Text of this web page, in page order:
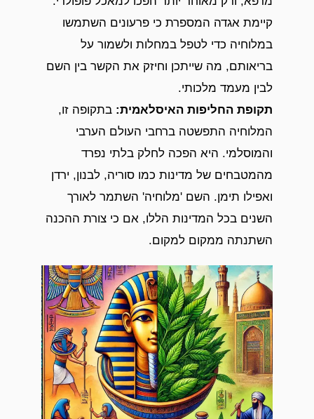
קיימת אגדה המספרת כי פרעונים השתמשו
במלוחיה כדי לטפל במחלות ולשמור על
בריאותם, מה שייתכן וחיזק את הקשר בין השם
לבין מעמד מלכותי.
תקופת החליפות האיסלאמית: בתקופה זו,
המלוחיה התפשטה ברחבי העולם הערבי
והמוסלמי. היא הפכה לחלק בלתי נפרד
מהמטבחים של מדינות כמו סוריה, לבנון, ירדן
ואפילו תימן. השם 'מלוחיה' השתמר לאורך
השנים בכל המדינות הללו, אם כי צורת ההכנה
השתנתה ממקום למקום.